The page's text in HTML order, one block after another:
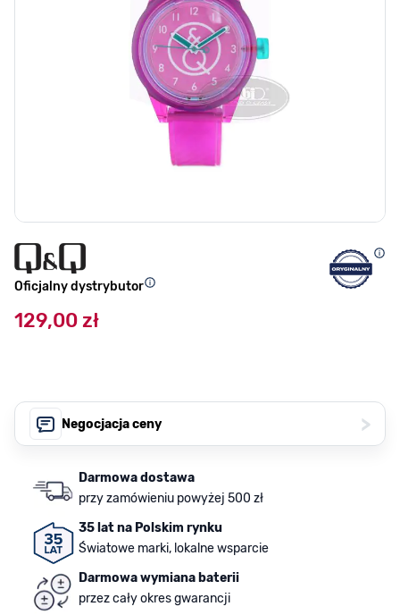
Oficjalny dystrybutor
129,00 zł
Negocjacja ceny >
Darmowa dostawa
przy zamówieniu powyżej 500 zł
35 lat na Polskim rynku
Światowe marki, lokalne wsparcie
Darmowa wymiana baterii
przez cały okres gwarancji